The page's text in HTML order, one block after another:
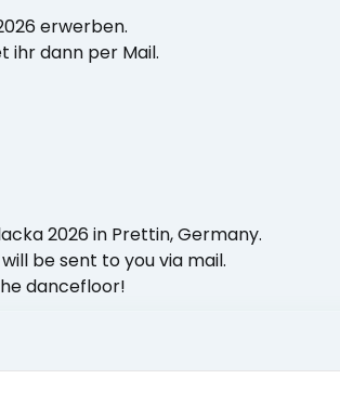
erwerben.
ihr dann per Mail.
2026 in Prettin, Germany.
be sent to you via mail.
dancefloor!